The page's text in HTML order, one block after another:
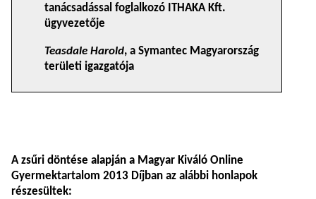
tanácsadással foglalkozó ITHAKA Kft.
ügyvezetője
Teasdale Harold, a Symantec Magyarország
területi igazgatója
A zsűri döntése alapján a Magyar Kiváló Online
Gyermektartalom 2013 Díjban az alábbi honlapok
részesültek: